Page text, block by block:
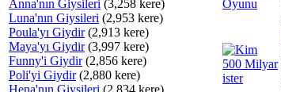
Anna'nın Giysileri (3,258 kere)
Luna'nın Giysileri (2,953 kere)
Poula'yı Giydir(2,913 kere)
Maya'yı Giydir(3,997 kere)
Funny'i Giydir(2,856 kere)
Poli'yi Giydir(2,880 kere)
Hena'nın Giysileri (2,834 kere)